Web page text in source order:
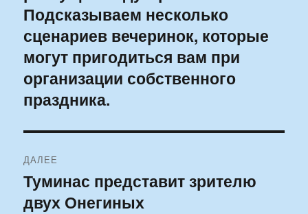
Подсказываем несколько
сценариев вечеринок, которые
могут пригодиться вам при
организации собственного
праздника.
ДАЛЕЕ
Следующая
запись:
Туминас представит зрителю
двух Онегиных